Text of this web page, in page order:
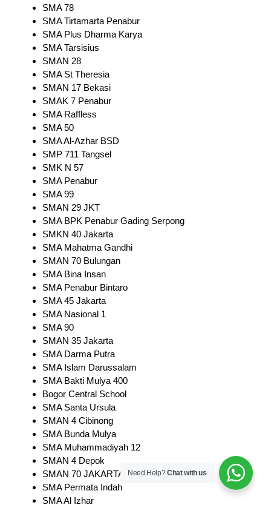
SMA 78
SMA Tirtamarta Penabur
SMA Plus Dharma Karya
SMA Tarsisius
SMAN 28
SMA St Theresia
SMAN 17 Bekasi
SMAK 7 Penabur
SMA Raffless
SMA 50
SMA Al-Azhar BSD
SMP 711 Tangsel
SMK N 57
SMA Penabur
SMA 99
SMAN 29 JKT
SMA BPK Penabur Gading Serpong
SMKN 40 Jakarta
SMA Mahatma Gandhi
SMAN 70 Bulungan
SMA Bina Insan
SMA Penabur Bintaro
SMA 45 Jakarta
SMA Nasional 1
SMA 90
SMAN 35 Jakarta
SMA Darma Putra
SMA Islam Darussalam
SMA Bakti Mulya 400
Bogor Central School
SMA Santa Ursula
SMAN 4 Cibinong
SMA Bunda Mulya
SMA Muhammadiyah 12
SMAN 4 Depok
SMAN 70 JAKARTA
SMA Permata Indah
SMA Al Izhar
Need Help?Chat with us